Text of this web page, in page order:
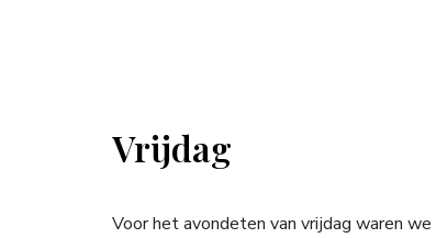
Vrijdag
Voor het avondeten van vrijdag waren